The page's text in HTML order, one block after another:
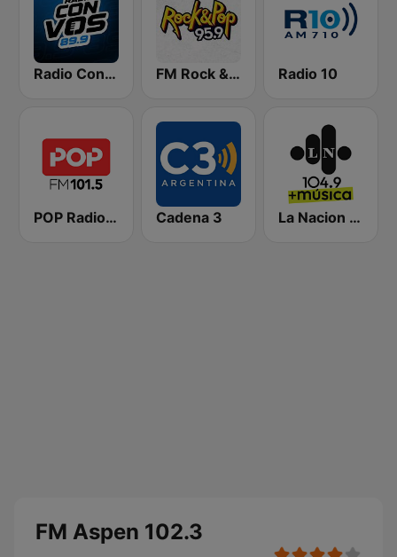
Radio Con Vos 89.9 FM Rock & Pop Radio 10
POP Radio 101.5 Cadena 3 La Nacion 104.9
FM Aspen 102.3